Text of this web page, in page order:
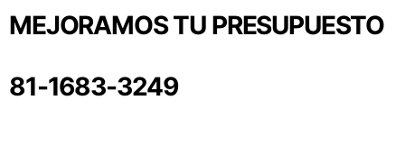
MEJORAMOS TU PRESUPUESTO
81-1683-3249